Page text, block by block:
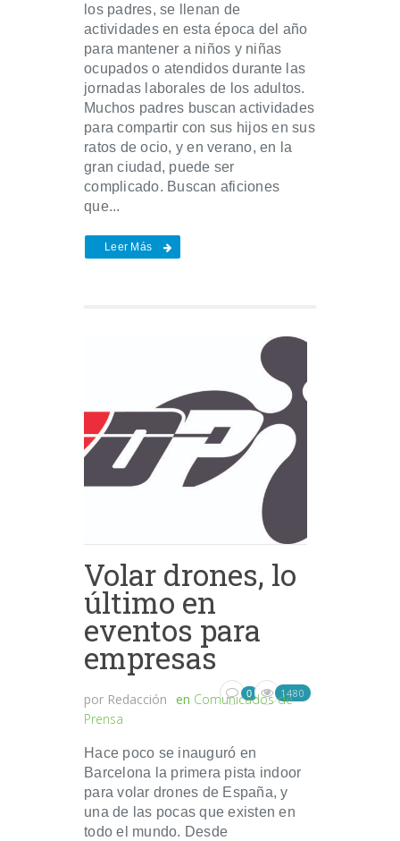
los padres, se llenan de
actividades en esta época del año
para mantener a niños y niñas
ocupados o atendidos durante las
jornadas laborales de los adultos.
Muchos padres buscan actividades
para compartir con sus hijos en sus
ratos de ocio, y en verano, en la
gran ciudad, puede ser
complicado. Buscan aficiones
que...
Leer Más
Volar drones, lo
último en
eventos para
empresas
por Redacción en Comunicados de
Prensa
0 1480
Hace poco se inauguró en
Barcelona la primera pista indoor
para volar drones de España, y
una de las pocas que existen en
todo el mundo. Desde